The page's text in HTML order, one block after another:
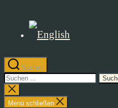
Suchen
Suchen
nach:
Suche
schließen
Menü schließen